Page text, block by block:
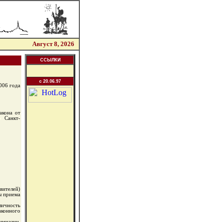
Август 8, 2026
года
от
Санкт-
приема
ССЫЛКИ
c 20.06.97